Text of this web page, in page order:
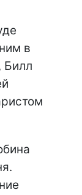
в
Билл